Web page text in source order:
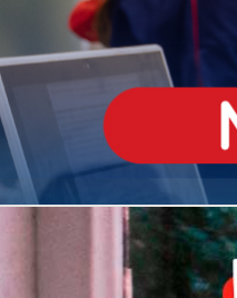
MÉDIO
igh School